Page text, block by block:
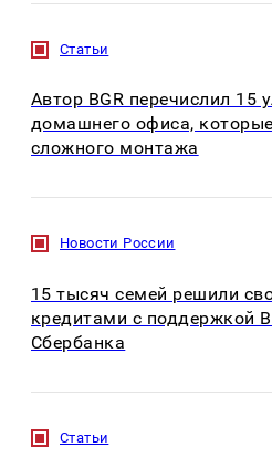
Статьи
Автор BGR перечислил 15
домашнего офиса,
сложного монтажа
Новости России
15 тысяч семей решили
кредитами с поддержкой
Сбербанка
Статьи